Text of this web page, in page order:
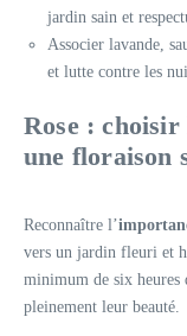
jardin sain et
Associer lavande,
et lutte contre les
Rose : choisir
une floraison
Reconnaître l’
vers un jardin fleuri et
minimum de six
pleinement leur beauté.